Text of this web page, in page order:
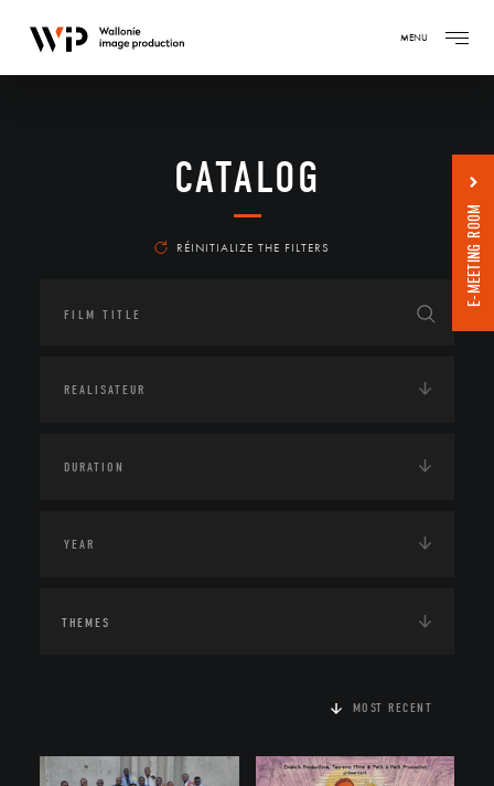
MENU
CATALOG
RÉINITIALIZE THE FILTERS
THEMES
MOST RECENT
E-MEETING ROOM